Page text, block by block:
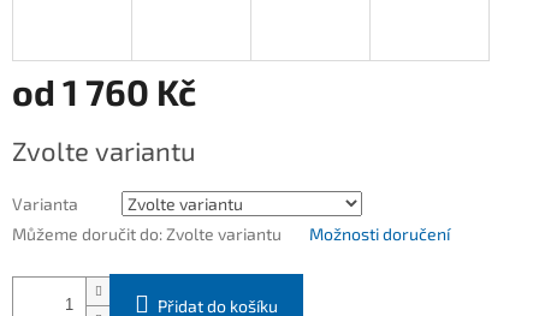
od 1 760 Kč
cena:
Zvolte variantu
Varianta
Můžeme doručit do: Zvolte variantu Možnosti doručení
Přidat do košíku